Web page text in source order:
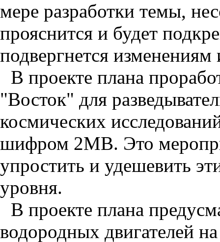
мере разработки темы,
прояснится и будет
подвергнется изменениям
В проекте плана
"Восток" для
космических
шифром 2МВ. Это
упростить и удешевить
уровня.
В проекте плана
водородных двигателей